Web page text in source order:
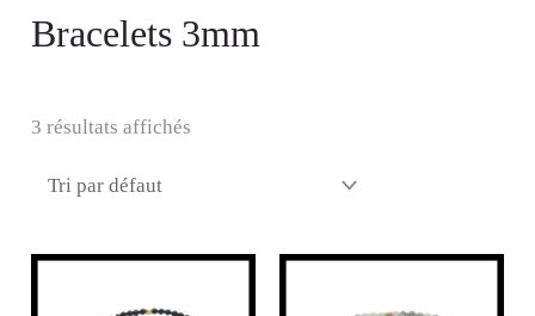
Bracelets 3mm
3 résultats affichés